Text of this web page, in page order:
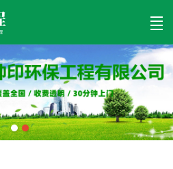
污泥工程 清淤检测